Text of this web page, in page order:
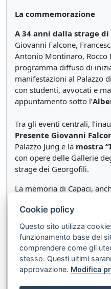
La commemorazione
A 34 anni dalla strage di
Giovanni Falcone,
Antonio Montinaro, Rocco
programma diffuso di
manifestazioni al Palazzo
con studenti, avvocati e
appuntamento sotto l’
Tra gli eventi centrali,
Presente Giovanni
Palazzo Jung e la mostra
con opere delle Gallerie
strage dei Georgofili.
La memoria di Capaci,
e cittadini nel nome della
democratica.
Documenti correlati:
Strage di Via
Cookie policy
Questo sito utilizza
funzionamento base del
comprendere come gli
stesso. Questi ultimi
approvazione. Modifica